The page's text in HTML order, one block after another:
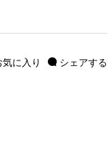
シェアする
気に入り